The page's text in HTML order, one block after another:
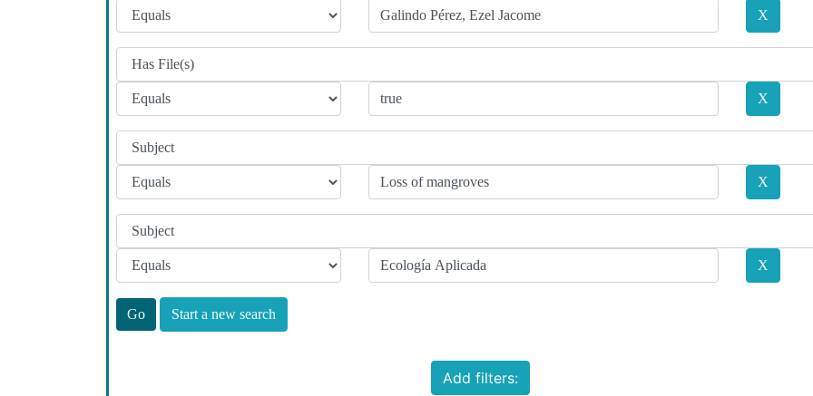
Start a new search
Add filters: